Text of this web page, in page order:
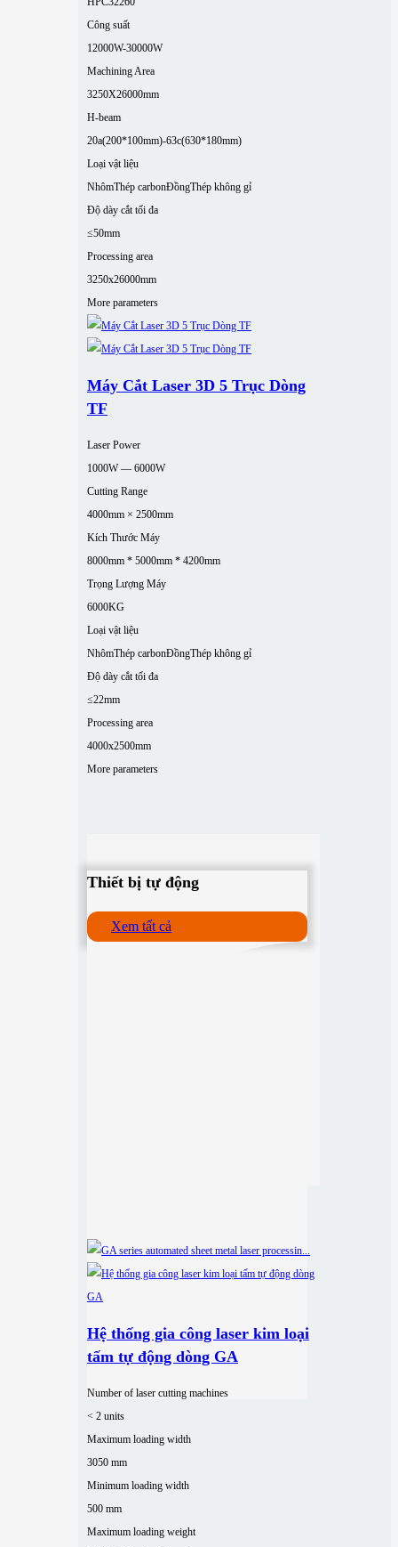
Công suất
12000W-30000W
Machining Area
3250X26000mm
H-beam
20a(200*100mm)-63c(630*180mm)
Loại vật liệu
NhômThép carbonĐồngThép không gỉ
Độ dày cắt tối đa
≤50mm
Processing area
3250x26000mm
More parameters
Máy Cắt Laser 3D 5 Trục Dòng
TF
Laser Power
1000W — 6000W
Cutting Range
4000mm × 2500mm
Kích Thước Máy
8000mm * 5000mm * 4200mm
Trọng Lượng Máy
6000KG
Loại vật liệu
NhômThép carbonĐồngThép không gỉ
Độ dày cắt tối đa
≤22mm
Processing area
4000x2500mm
More parameters
Thiết bị tự động
Xem tất cả
Hệ thống gia công laser kim loại
tấm tự động dòng GA
Number of laser cutting machines
< 2 units
Maximum loading width
3050 mm
Minimum loading width
500 mm
Maximum loading weight